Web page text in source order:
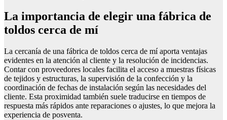
La importancia de elegir una fábrica de
toldos cerca de mí
La cercanía de una fábrica de toldos cerca de mí aporta ventajas
evidentes en la atención al cliente y la resolución de incidencias.
Contar con proveedores locales facilita el acceso a muestras físicas
de tejidos y estructuras, la supervisión de la confección y la
coordinación de fechas de instalación según las necesidades del
cliente. Esta proximidad también suele traducirse en tiempos de
respuesta más rápidos ante reparaciones o ajustes, lo que mejora la
experiencia de posventa.